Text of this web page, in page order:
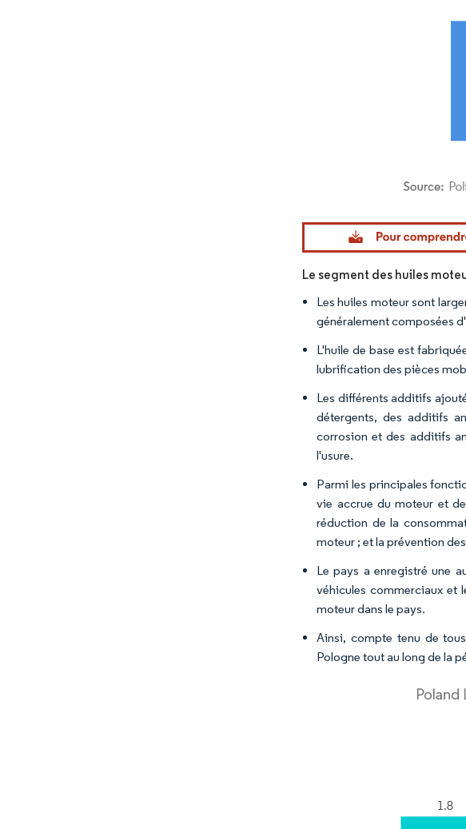
Image © Mordor Intelligence. La
Le segment des huiles
Les huiles moteur sont
généralement composées
L'huile de base est
lubrification des pièces
Les différents additifs
détergents, des additifs
corrosion et des additifs
l'usure.
Parmi les principales
vie accrue du moteur et
réduction de la
moteur ; et la prévention
Le pays a enregistré une
véhicules commerciaux et
moteur dans le pays.
Ainsi, compte tenu de
Pologne tout au long de la